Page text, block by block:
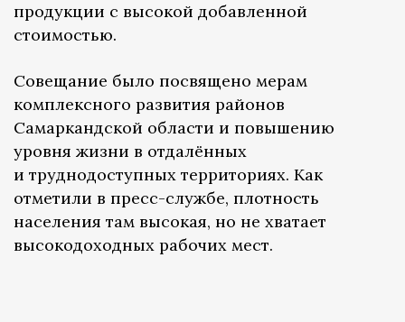
продукции с высокой добавленной
стоимостью.
Совещание было посвящено мерам
комплексного развития районов
Самаркандской области и повышению
уровня жизни в отдалённых
и труднодоступных территориях. Как
отметили в пресс-службе, плотность
населения там высокая, но не хватает
высокодоходных рабочих мест.